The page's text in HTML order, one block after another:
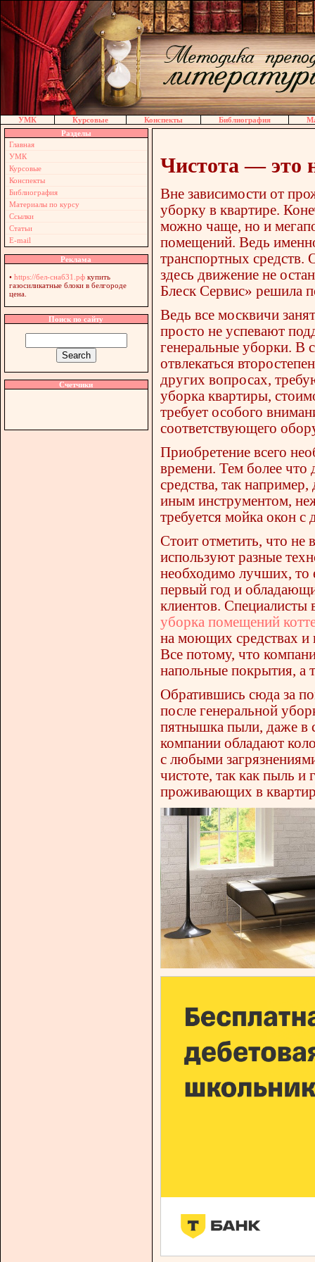
УМК Курсовые Конспекты Библиография
Разделы
Главная
УМК
Курсовые
Конспекты
Библиография
Материалы по курсу
Ссылки
Статьи
E-mail
Реклама
• https://бел-снаб31.рф купить
газосиликатные блоки в белгороде
цена.
Поиск по сайту
Счетчики
Чистота — это
Вне зависимости от
уборку в квартире.
можно чаще, но и
помещений. Ведь
транспортных средств.
здесь движение не
Блеск Сервис» решила
Ведь все москвичи
просто не успевают
генеральные уборки. В
отвлекаться
других вопросах,
уборка квартиры,
требует особого
соответствующего
Приобретение всего
времени. Тем более
средства, так
иным инструментом,
требуется мойка окон
Стоит отметить, что не
используют разные
необходимо лучших, то
первый год и
клиентов. Специалисты
уборка помещений
на моющих средствах и
Все потому, что
напольные покрытия, а
Обратившись сюда за
после генеральной
пятнышка пыли, даже в
компании обладают
с любыми
чистоте, так как пыль
проживающих в